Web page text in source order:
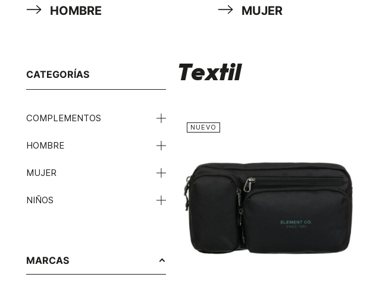
HOMBRE MUJER
CATEGORÍAS
COMPLEMENTOS
HOMBRE
MUJER
NIÑOS
MARCAS
Textil
NUEVO